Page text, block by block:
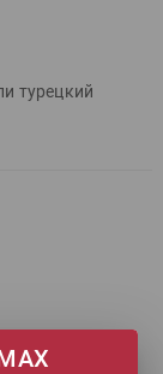
турецкий
МАХ